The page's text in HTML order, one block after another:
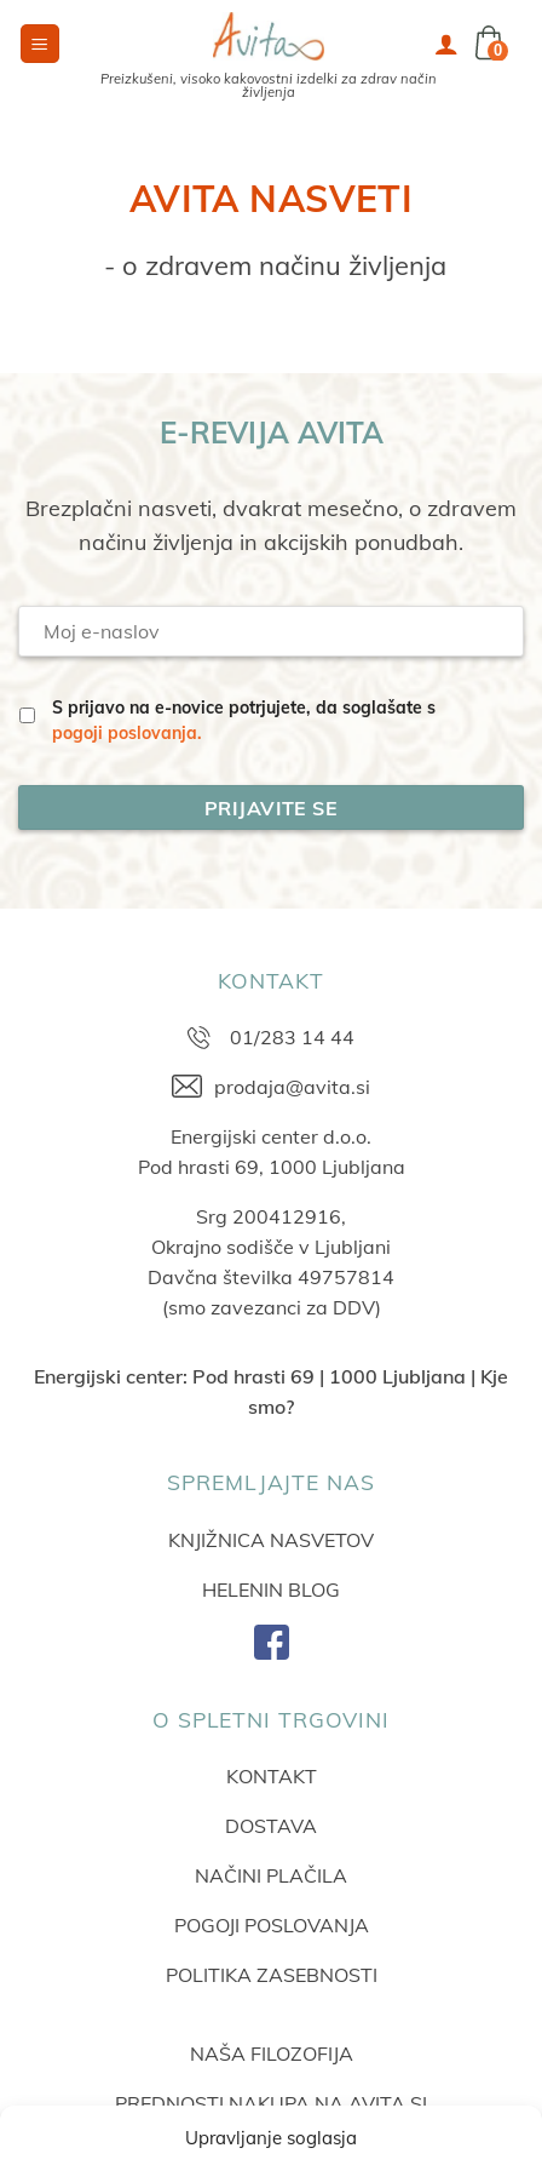
Upravljanje soglasja
Preizkušeni, visoko kakovostni izdelki za zdrav način
življenja
0
AVITA NASVETI
- o zdravem načinu življenja
E-REVIJA AVITA
Brezplačni nasveti, dvakrat mesečno, o zdravem
načinu življenja in akcijskih ponudbah.
naslov
S prijavo na e-novice potrjujete, da soglašate s
pogoji poslovanja.
KONTAKT
01/283 14 44
prodaja@avita.si
Energijski center d.o.o.
Pod hrasti 69, 1000 Ljubljana
Srg 200412916,
Okrajno sodišče v Ljubljani
Davčna številka 49757814
(smo zavezanci za DDV)
Energijski center: Pod hrasti 69 | 1000 Ljubljana | Kje
smo?
SPREMLJAJTE NAS
KNJIŽNICA NASVETOV
HELENIN BLOG
O SPLETNI TRGOVINI
KONTAKT
DOSTAVA
NAČINI PLAČILA
POGOJI POSLOVANJA
POLITIKA ZASEBNOSTI
NAŠA FILOZOFIJA
PREDNOSTI NAKUPA NA AVITA.SI
MNENJA STRANK